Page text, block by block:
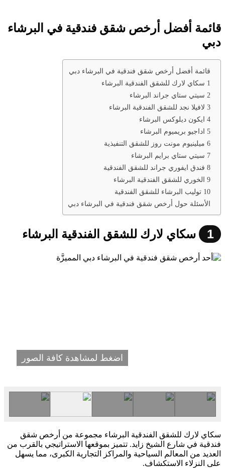
قائمة أفضل أرخص شقق فندقية في البرشاء
دبي
قائمة أفضل أرخص شقق فندقية في البرشاء دبي
1 سكاي لارك للشقق الفندقية البرشاء
2 سيتي ستاي جراند البرشاء
3 لافيلا نجد للشقق الفندقية البرشاء
4 ايكون ديلوكس البرشاء
5 اداجيو بريميوم البرشاء
6 ميلينيوم مونت روز للشقق التنفيذية
7 سيتي ستاي برايم البرشاء
8 فندق ايفوري جراند للشقق الفندقية
9 الخوري للشقق الفندقية البرشاء
10 توليب البرشاء للشقق الفندقية
الأسئلة حول أرخص شقق فندقية في البرشاء دبي
1 سكاي لارك للشقق الفندقية البرشاء
اضغط لمشاهدة كافة الصور
سكاي لارك للشقق الفندقية البرشاء مجموعة من أرخص شقق
فندقية في شارع الشيخ زايد. تتميز بموقعها الاستراتيجي بالقرب من
العديد من المعالم السياحية والمراكز التجارية الكبرى، مما يسهل
على النزلاء الاستكشاف.